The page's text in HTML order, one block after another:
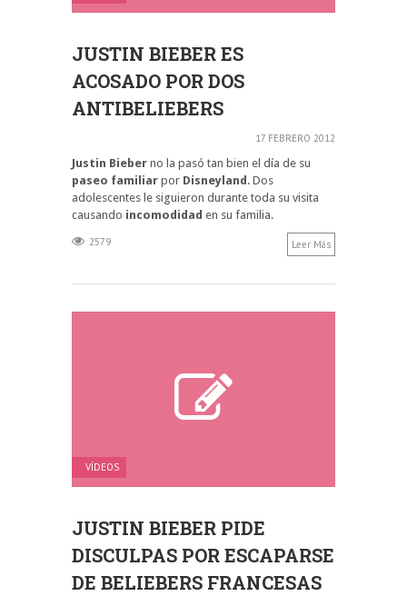
JUSTIN BIEBER ES
ACOSADO POR DOS
ANTIBELIEBERS
17 FEBRERO 2012
Justin Bieber no la pasó tan bien el día de su
paseo familiar por Disneyland . Dos
adolescentes le siguieron durante toda su visita
causando incomodidad en su familia.
2579 Leer Más
VÍDEOS
JUSTIN BIEBER PIDE
DISCULPAS POR ESCAPARSE
DE BELIEBERS FRANCESAS